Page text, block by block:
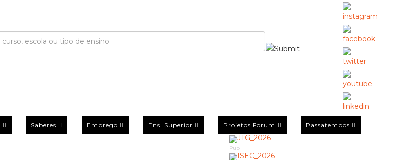
Saberes Emprego Ens. Superior Projetos Forum Passatempos
Pub